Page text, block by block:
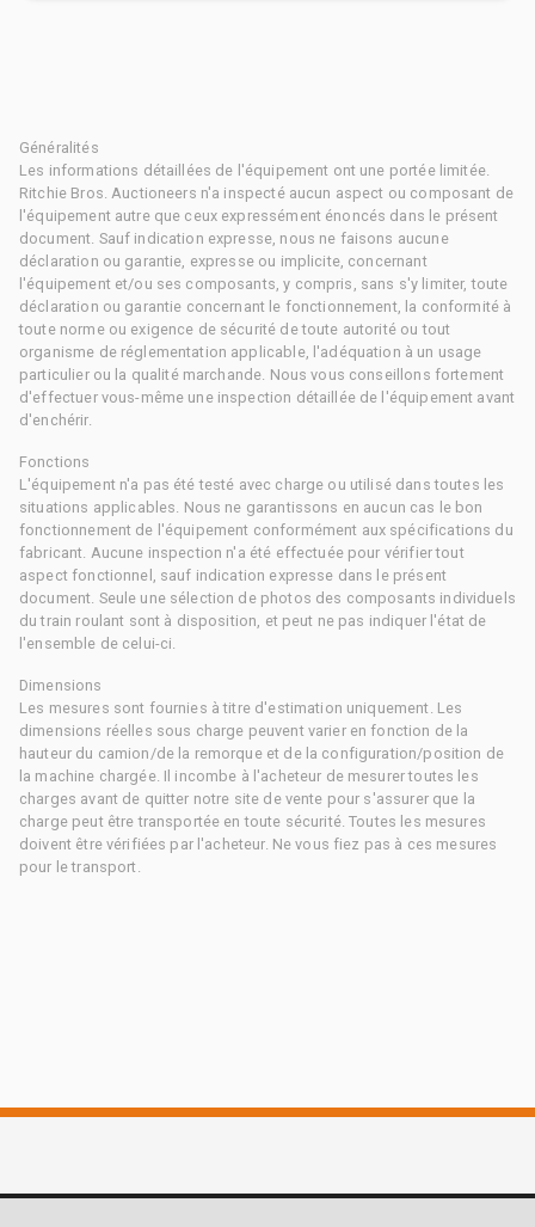
Généralités
Les informations détaillées de l'équipement ont une portée limitée.
Ritchie Bros. Auctioneers n'a inspecté aucun aspect ou composant de
l'équipement autre que ceux expressément énoncés dans le présent
document. Sauf indication expresse, nous ne faisons aucune
déclaration ou garantie, expresse ou implicite, concernant
l'équipement et/ou ses composants, y compris, sans s'y limiter, toute
déclaration ou garantie concernant le fonctionnement, la conformité à
toute norme ou exigence de sécurité de toute autorité ou tout
organisme de réglementation applicable, l'adéquation à un usage
particulier ou la qualité marchande. Nous vous conseillons fortement
d'effectuer vous-même une inspection détaillée de l'équipement avant
d'enchérir.
Fonctions
L'équipement n'a pas été testé avec charge ou utilisé dans toutes les
situations applicables. Nous ne garantissons en aucun cas le bon
fonctionnement de l'équipement conformément aux spécifications du
fabricant. Aucune inspection n'a été effectuée pour vérifier tout
aspect fonctionnel, sauf indication expresse dans le présent
document. Seule une sélection de photos des composants individuels
du train roulant sont à disposition, et peut ne pas indiquer l'état de
l'ensemble de celui-ci.
Dimensions
Les mesures sont fournies à titre d'estimation uniquement. Les
dimensions réelles sous charge peuvent varier en fonction de la
hauteur du camion/de la remorque et de la configuration/position de
la machine chargée. Il incombe à l'acheteur de mesurer toutes les
charges avant de quitter notre site de vente pour s'assurer que la
charge peut être transportée en toute sécurité. Toutes les mesures
doivent être vérifiées par l'acheteur. Ne vous fiez pas à ces mesures
pour le transport.